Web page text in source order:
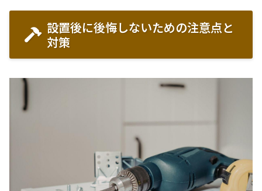
設置後に後悔しないための注意点と
対策